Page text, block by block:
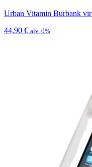
Urban Vitamin Burbank
44,90 € alv. 0%